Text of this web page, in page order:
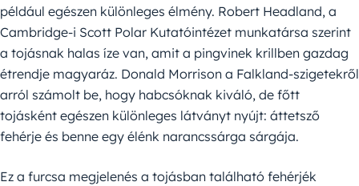
például egészen különleges élmény. Robert Headland, a
Cambridge-i Scott Polar Kutatóintézet munkatársa szerint
a tojásnak halas íze van, amit a pingvinek krillben gazdag
étrendje magyaráz. Donald Morrison a Falkland-szigetekről
arról számolt be, hogy habcsóknak kiváló, de főtt
tojásként egészen különleges látványt nyújt: áttetsző
fehérje és benne egy élénk narancssárga sárgája.
Ez a furcsa megjelenés a tojásban található fehérjék